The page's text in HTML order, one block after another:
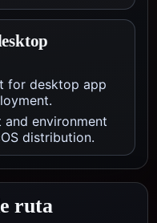
for desktop app
environment
distribution.
ruta